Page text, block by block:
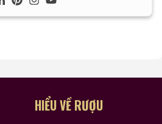
HIỂU VỀ RƯỢU